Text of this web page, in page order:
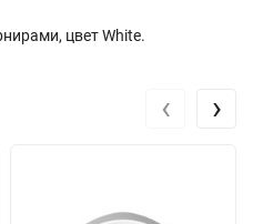
цвет White.
‹ ›